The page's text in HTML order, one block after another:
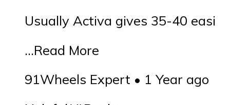
Usually Activa gives 35-40 easi
…Read More
91Wheels Expert • 1 Year ago